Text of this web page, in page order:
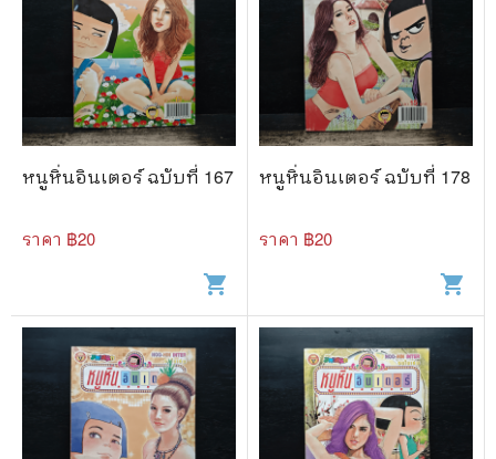
หนูหิ่นอินเตอร์ ฉบับที่ 167
ราคา ฿20
shopping_cart
หนูหิ่นอินเตอร์ ฉบับที่ 178
ราคา ฿20
shopping_cart